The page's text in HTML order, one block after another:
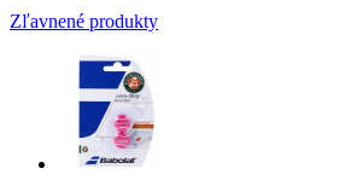
Zľavnené produkty